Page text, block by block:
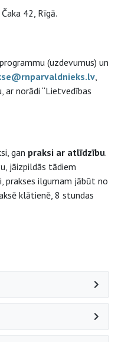
42, Rīgā.
(uzdevumus) un
,
ar norādi “Lietvedības
gan praksi ar atlīdzību.
jāizpildās tādiem
prakses ilgumam jābūt no
klātienē, 8 stundas